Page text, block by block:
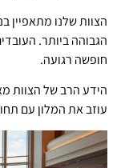
הצוות שלנו מתאפיין
הגבוהה ביותר.
חופשה רגועה.
הידע הרב של הצוות
עוזב את המלון עם